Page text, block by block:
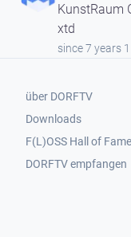
KunstRaum
xtd
since 7 years
Footer 3
über DORFTV
Downloads
F(L)OSS Hall of Fame
Footer 4
DORFTV empfangen